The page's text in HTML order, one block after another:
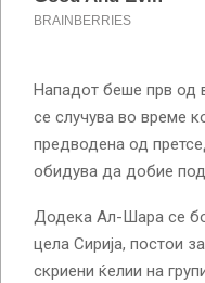
Нападот беше прв од
се случува во време
предводена од
обидува да добие
Додека Ал-Шара се
цела Сирија, постои
скриени ќелии на